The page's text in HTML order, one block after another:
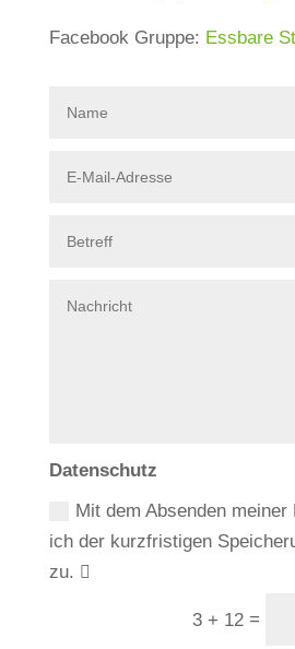
Facebook Gruppe: Essbare
Datenschutz
Mit dem Absenden
ich der kurzfristigen
zu.
3 + 12 =